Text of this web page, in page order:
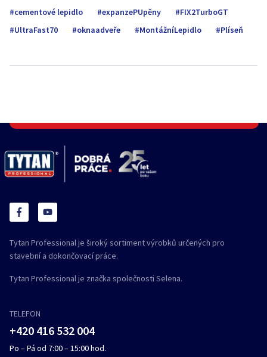
cementové lepidlo
expanzePUpěny
FIX2TurboGT
UltraFast70
oknaadveře MontážníLepidlo Plíseň
Tytan Professional je široký sortiment výrobků určených pro
stavební a dokončovací práce.
Tytan Professional je značka společnosti Selena.
TELEFON
+420 416 532 004
Po – Pá od 7:00 – 15:00 hod.